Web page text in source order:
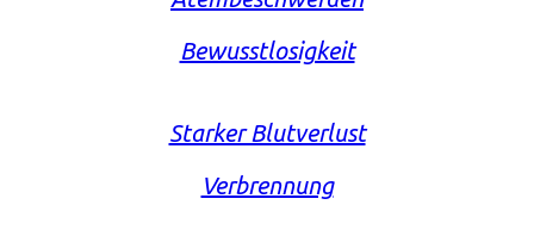
Bewusstlosigkeit
Starker Blutverlust
Verbrennung